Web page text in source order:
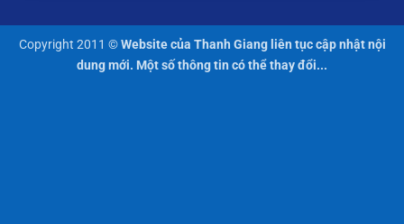
Copyright 2011 ©Website của Thanh Giang liên tục cập nhật nội
dung mới. Một số thông tin có thể thay đổi...